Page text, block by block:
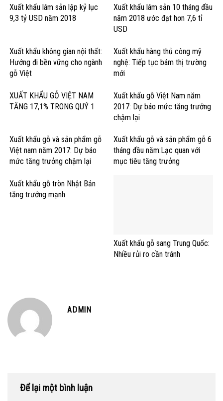
Xuất khẩu lâm sản lập kỷ lục
9,3 tỷ USD năm 2018
Xuất khẩu lâm sản 10 tháng đầu
năm 2018 ước đạt hơn 7,6 tỉ
USD
Xuất khẩu không gian nội thất:
Hướng đi bền vững cho ngành
gỗ Việt
Xuất khẩu hàng thủ công mỹ
nghệ: Tiếp tục bám thị trường
mới
XUẤT KHẨU GỖ VIỆT NAM
TĂNG 17,1% TRONG QUÝ 1
Xuất khẩu gỗ Việt Nam năm
2017: Dự báo mức tăng trưởng
chậm lại
Xuất khẩu gỗ và sản phẩm gỗ
Việt nam năm 2017: Dự báo
mức tăng trưởng chậm lại
Xuất khẩu gỗ và sản phẩm gỗ 6
tháng đầu năm:Lạc quan với
mục tiêu tăng trưởng
Xuất khẩu gỗ tròn Nhật Bản
tăng trưởng mạnh
Xuất khẩu gỗ sang Trung Quốc:
Nhiều rủi ro cần tránh
ADMIN
Để lại một bình luận